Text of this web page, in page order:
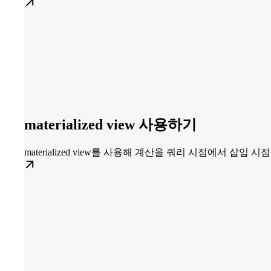
materialized view 사용하기
materialized view를 사용해 계산을 쿼리 시점에서 삽입 시